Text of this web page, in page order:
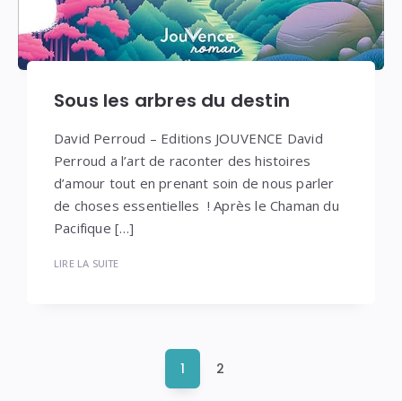
Sous les arbres du destin
David Perroud – Editions JOUVENCE David
Perroud a l’art de raconter des histoires
d’amour tout en prenant soin de nous parler
de choses essentielles ! Après le Chaman du
Pacifique […]
LIRE LA SUITE
1 2